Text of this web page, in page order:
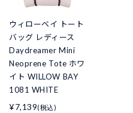
ウィローベイ トート
バッグ レディース
Daydreamer Mini
Neoprene Tote ホワ
イト WILLOW BAY
1081 WHITE
¥7,139(税込)